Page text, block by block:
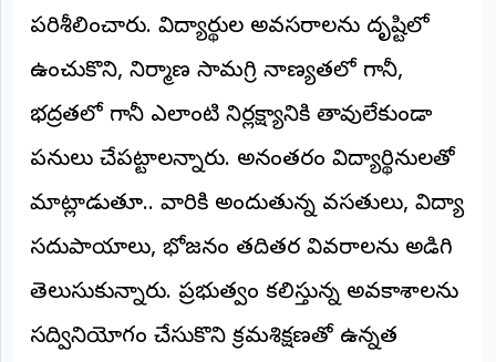
(REPORTERS
రిపోర్టర్లు
రిపోర్టర్‌గా
లాగిన్
(Login)
పరిశీలించారు. విద్యార్థుల అవసరాలను దృష్టిలో
ఉంచుకొని, నిర్మాణ సామగ్రి నాణ్యతలో గానీ,
భద్రతలో గానీ ఎలాంటి నిర్లక్ష్యానికి తావులేకుండా
పనులు చేపట్టాలన్నారు. అనంతరం విద్యార్థినులతో
మాట్లాడుతూ.. వారికి అందుతున్న వసతులు, విద్యా
సదుపాయాలు, భోజనం తదితర వివరాలను అడిగి
తెలుసుకున్నారు. ప్రభుత్వం కల్పిస్తున్న అవకాశాలను
సద్వినియోగం చేసుకొని క్రమశిక్షణతో ఉన్నత